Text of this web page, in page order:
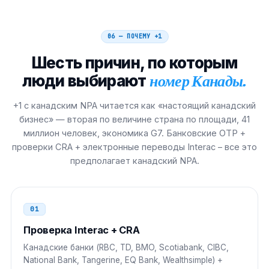
Италия 00
00 1 NPA NXX XXXX
Филиппины
00 1 NPA NXX XXXX
06 — ПОЧЕМУ +1
Шесть причин, по которым
люди выбираютномер Канады.
+1 с канадским NPA читается как «настоящий канадский
бизнес» — вторая по величине страна по площади, 41
миллион человек, экономика G7. Банковские OTP +
проверки CRA + электронные переводы Interac – все это
предполагает канадский NPA.
01
Проверка Interac + CRA
Канадские банки (RBC, TD, BMO, Scotiabank, CIBC,
National Bank, Tangerine, EQ Bank, Wealthsimple) +